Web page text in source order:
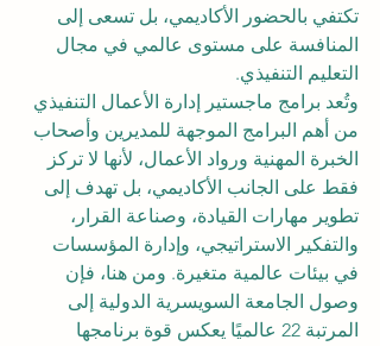
تكتفي بالحضور الأكاديمي، بل تسعى إلى
المنافسة على مستوى عالمي في مجال
التعليم التنفيذي.
وتُعد برامج ماجستير إدارة الأعمال التنفيذي
من أهم البرامج الموجهة للمديرين وأصحاب
الخبرة المهنية ورواد الأعمال، لأنها لا تركز
فقط على الجانب الأكاديمي، بل تهدف إلى
تطوير مهارات القيادة، وصناعة القرار،
والتفكير الاستراتيجي، وإدارة المؤسسات
في بيئات عالمية متغيرة. ومن هنا، فإن
وصول الجامعة السويسرية الدولية إلى
المرتبة 22 عالميًا يعكس قوة برنامجها